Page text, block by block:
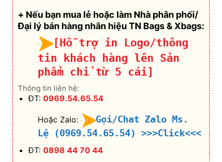
+ Nếu bạn mua lẻ hoặc làm Nhà phân phối/
Đại lý bán hàng nhãn hiệu TN Bags & Xbags:
[Hỗ trợ in Logo/thông
tin khách hàng lên Sản
phẩm chỉ từ 5 cái]
Thông tin liên hệ:
ĐT: 0969.54.65.54
Hoặc Zalo:
Gọi/Chat Zalo Ms.
Lệ (0969.54.65.54)
>>>Click<<<
ĐT: 0898 44 70 44